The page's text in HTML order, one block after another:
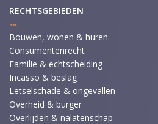
RECHTSGEBIEDEN
Bouwen, wonen & huren
Consumentenrecht
Familie & echtscheiding
Incasso & beslag
Letselschade & ongevallen
Overheid & burger
Overlijden & nalatenschap